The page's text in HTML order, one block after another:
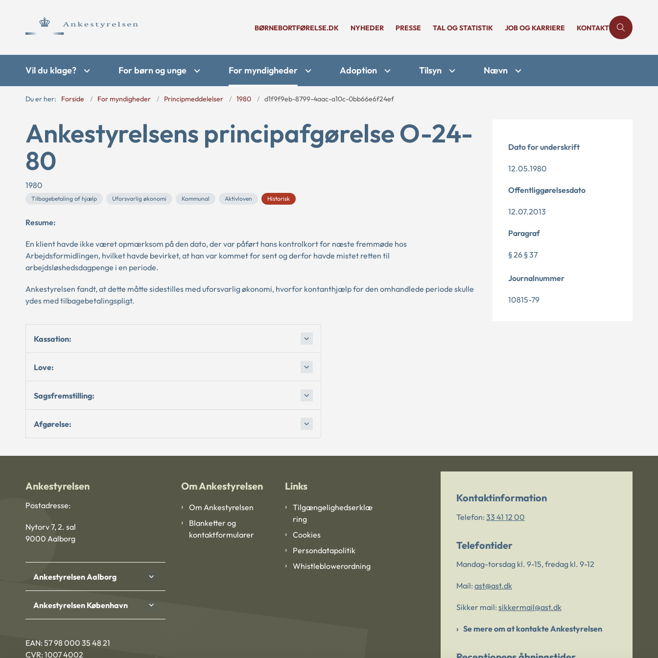
BØRNEBORTFØRELSE.DK NYHEDER PRESSE TAL OG STATISTIK JOB OG KARRIERE KONTAKT
Vil du klage? For børn og unge For myndigheder Adoption Tilsyn Nævn
Du er her: Forside For myndigheder Principmeddelelser 1980 d1f9f9eb-8799-4aac-a10c-0bb66e6f24ef
Ankestyrelsens principafgørelse O-24-
80
1980
Tilbagebetaling af hjælp Uforsvarlig økonomi Kommunal Aktivloven Historisk
Resume:
En klient havde ikke været opmærksom på den dato, der var påført hans kontrolkort for næste fremmøde hos
Arbejdsformidlingen, hvilket havde bevirket, at han var kommet for sent og derfor havde mistet retten til
arbejdsløshedsdagpenge i en periode.
Ankestyrelsen fandt, at dette måtte sidestilles med uforsvarlig økonomi, hvorfor kontanthjælp for den omhandlede periode skulle
ydes med tilbagebetalingspligt.
Kassation:
Love:
Sagsfremstilling:
Afgørelse:
Dato for underskrift
12.05.1980
Offentliggørelsesdato
12.07.2013
Paragraf
§ 26 § 37
Journalnummer
10815-79
Ankestyrelsen
Postadresse:
Nytorv 7, 2. sal
9000 Aalborg
Ankestyrelsen Aalborg
Ankestyrelsen København
EAN: 57 98 000 35 48 21
CVR: 1007 4002
Om Ankestyrelsen
Om Ankestyrelsen
Blanketter og
kontaktformularer
Links
Tilgængelighedserklæ
ring
Cookies
Persondatapolitik
Whistleblowerordning
Kontaktinformation
Telefon: 33 41 12 00
Telefontider
Mandag-torsdag kl. 9-15, fredag kl. 9-12
Mail: ast@ast.dk
Sikker mail: sikkermail@ast.dk
Se mere om at kontakte Ankestyrelsen